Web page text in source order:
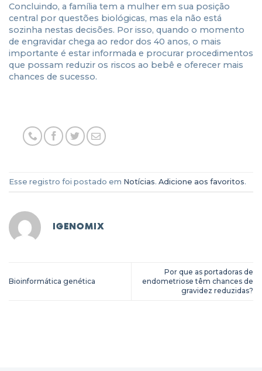
Concluindo, a família tem a mulher em sua posição
central por questões biológicas, mas ela não está
sozinha nestas decisões. Por isso, quando o momento
de engravidar chega ao redor dos 40 anos, o mais
importante é estar informada e procurar procedimentos
que possam reduzir os riscos ao bebê e oferecer mais
chances de sucesso.
Esse registro foi postado em Notícias. Adicione aos favoritos.
IGENOMIX
Bioinformática genética
Por que as portadoras de
endometriose têm chances de
gravidez reduzidas?